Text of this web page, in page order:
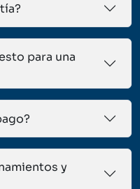
para una
y